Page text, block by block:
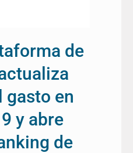
de
gasto en
y abre
de